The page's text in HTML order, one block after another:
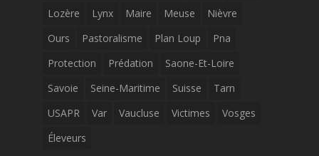
Lozère
Lynx Maire Meuse
Nièvre
Ours
Pastoralisme Plan Loup
Pna
Protection
Prédation
Saone-Et-Loire
Savoie
Seine-Maritime Suisse
Tarn
USAPR
Var Vaucluse Victimes
Vosges
Éleveurs